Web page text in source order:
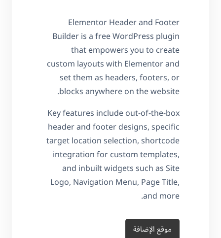
Elementor Header and Footer
Builder is a free WordPress plugin
that empowers you to create
custom layouts with Elementor and
set them as headers, footers, or
blocks anywhere on the website.
Key features include out-of-the-box
header and footer designs, specific
target location selection, shortcode
integration for custom templates,
and inbuilt widgets such as Site
Logo, Navigation Menu, Page Title,
and more.
موقع الإضافة